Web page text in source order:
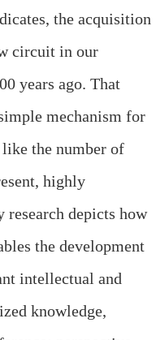
the acquisition
circuit in our
years ago. That
mechanism for
the number of
highly
research depicts how
the development
intellectual and
knowledge,